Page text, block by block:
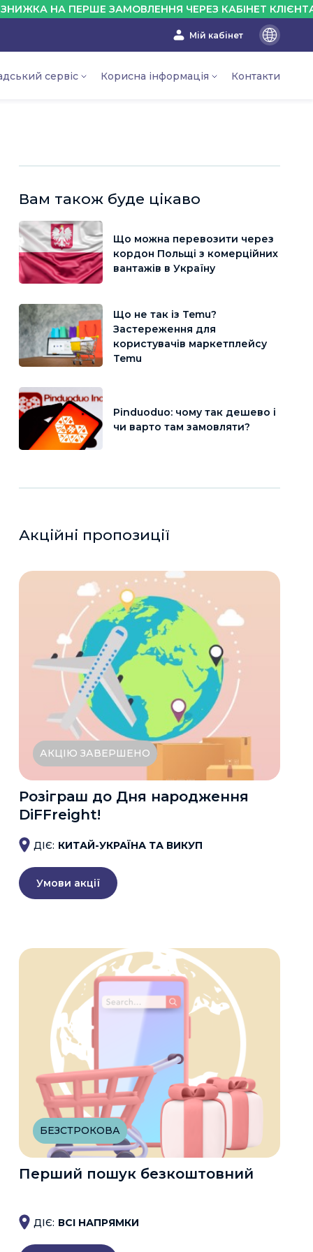
НА ПЕРШЕ ЗАМОВЛЕННЯ ЧЕРЕЗ КАБІНЕТ КЛІЄНТА - 10%
Мій кабінет
En
Ua
сервіс Корисна інформація Контакти
Вам також буде цікаво
Що можна перевозити через
кордон Польщі з комерційних
вантажів в Україну
Що не так із Temu?
Застереження для
користувачів маркетплейсу
Temu
Pinduoduo: чому так дешево і
чи варто там замовляти?
Акційні пропозиції
АКЦІЮ ЗАВЕРШЕНО
Розіграш до Дня народження
DiFFreight!
ДІЄ: КИТАЙ-УКРАЇНА ТА ВИКУП
Умови акції
БЕЗСТРОКОВА
Перший пошук безкоштовний
ДІЄ: ВСІ НАПРЯМКИ